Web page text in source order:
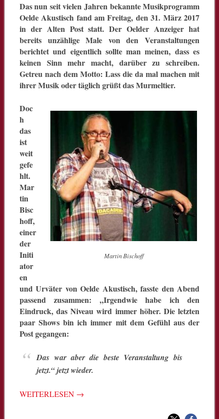
Das nun seit vielen Jahren bekannte Musikprogramm
Oelde Akustisch fand am Freitag, den 31. März 2017
in der Alten Post statt. Der Oelder Anzeiger hat
bereits unzählige Male von den Veranstaltungen
berichtet und eigentlich sollte man meinen, dass es
keinen Sinn mehr macht, darüber zu schreiben.
Getreu nach dem Motto: Lass die da mal machen mit
ihrer Musik oder täglich grüßt das Murmeltier.
Martin Bischoff
Doc
h
das
ist
weit
gefe
hlt.
Mar
tin
Bisc
hoff,
einer
der
Initi
ator
en
und Urväter von Oelde Akustisch, fasste den Abend
passend zusammen: „Irgendwie habe ich den
Eindruck, das Niveau wird immer höher. Die letzten
paar Shows bin ich immer mit dem Gefühl aus der
Post gegangen:
Das war aber die beste Veranstaltung bis
jetzt.“ jetzt wieder.
WEITERLESEN →